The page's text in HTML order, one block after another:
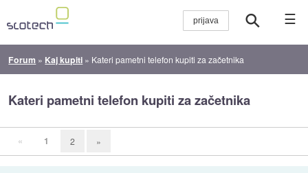
☰
Forum » Kaj kupiti » Kateri pametni telefon kupiti za začetnika
Kateri pametni telefon kupiti za začetnika
« 1 2 »